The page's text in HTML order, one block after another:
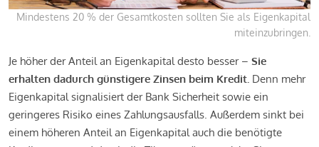
Mindestens 20 % der Gesamtkosten sollten Sie als Eigenkapital
miteinzubringen.
Je höher der Anteil an Eigenkapital desto besser – Sie
erhalten dadurch günstigere Zinsen beim Kredit. Denn mehr
Eigenkapital signalisiert der Bank Sicherheit sowie ein
geringeres Risiko eines Zahlungsausfalls. Außerdem sinkt bei
einem höheren Anteil an Eigenkapital auch die benötigte